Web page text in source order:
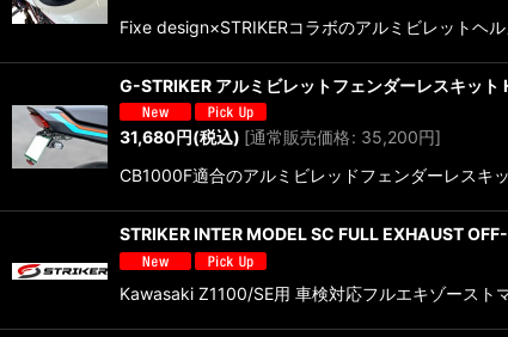
Fixe design×STRIKERコラボのアルミビレットヘ
G-STRIKER アルミビレットフェンダーレスキッ
31,680 円(税込) [通常販売価格: 35,200円]
CB1000F適合のアルミビレッドフェンダーレスキ
STRIKER INTER MODEL SC FULL EXHAUST
Kawasaki Z1100/SE用 車検対応フルエキゾースト